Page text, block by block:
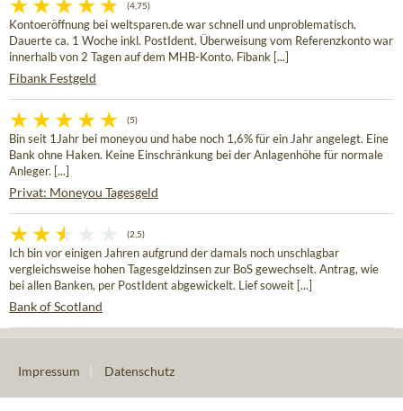
(4,75)
Kontoeröffnung bei weltsparen.de war schnell und unproblematisch.
Dauerte ca. 1 Woche inkl. PostIdent. Überweisung vom Referenzkonto war
innerhalb von 2 Tagen auf dem MHB-Konto. Fibank [...]
Fibank Festgeld
(5)
Bin seit 1Jahr bei moneyou und habe noch 1,6% für ein Jahr angelegt. Eine
Bank ohne Haken. Keine Einschränkung bei der Anlagenhöhe für normale
Anleger. [...]
Privat: Moneyou Tagesgeld
(2,5)
Ich bin vor einigen Jahren aufgrund der damals noch unschlagbar
vergleichsweise hohen Tagesgeldzinsen zur BoS gewechselt. Antrag, wie
bei allen Banken, per PostIdent abgewickelt. Lief soweit [...]
Bank of Scotland
Impressum Datenschutz